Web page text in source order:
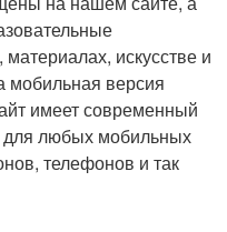
искусстве и
мобильная версия
имеет современный
для любых мобильных
телефонов и так